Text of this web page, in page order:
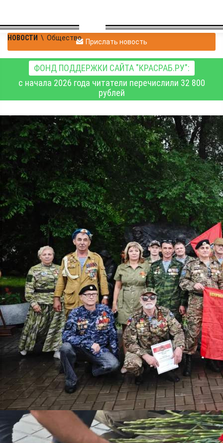
НОВОСТИ \ Общество Прислать новость
ФОНД ПОДДЕРЖКИ САЙТА "КРАСРАБ.РУ":
с начала 2026 года читатели перечислили 32 800
рублей
В Красноярске почтили
память тех, кто не
вернулся из «горячих
точек»
Общество
05.07.2026 11:50457
2